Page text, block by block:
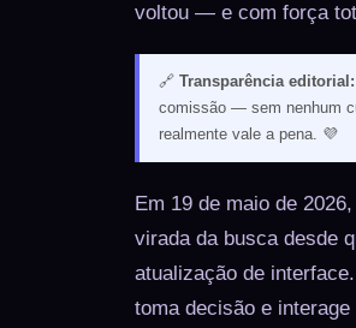
voltou — e com força
🔗 Transparência editorial:
comissão — sem nenhum
realmente vale a pena. 💜
Em 19 de maio de
virada da busca desde
atualização de
toma decisão e